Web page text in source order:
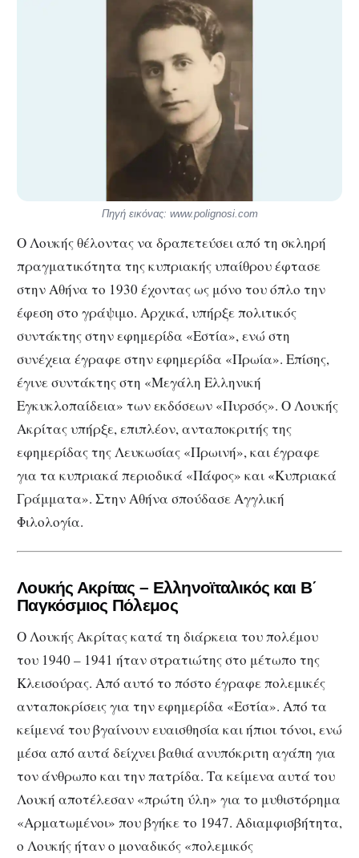
Πηγή εικόνας: www.polignosi.com
Ο Λουκής θέλοντας να δραπετεύσει από τη σκληρή
πραγματικότητα της κυπριακής υπαίθρου έφτασε
στην Αθήνα το 1930 έχοντας ως μόνο του όπλο την
έφεση στο γράψιμο. Αρχικά, υπήρξε πολιτικός
συντάκτης στην εφημερίδα «Εστία», ενώ στη
συνέχεια έγραφε στην εφημερίδα «Πρωία». Επίσης,
έγινε συντάκτης στη «Μεγάλη Ελληνική
Εγκυκλοπαίδεια» των εκδόσεων «Πυρσός». Ο Λουκής
Ακρίτας υπήρξε, επιπλέον, ανταποκριτής της
εφημερίδας της Λευκωσίας «Πρωινή», και έγραφε
για τα κυπριακά περιοδικά «Πάφος» και «Κυπριακά
Γράμματα». Στην Αθήνα σπούδασε Αγγλική
Φιλολογία.
Λουκής Ακρίτας – Ελληνοϊταλικός και Β΄
Παγκόσμιος Πόλεμος
Ο Λουκής Ακρίτας κατά τη διάρκεια του πολέμου
του 1940 – 1941 ήταν στρατιώτης στο μέτωπο της
Κλεισούρας. Από αυτό το πόστο έγραφε πολεμικές
ανταποκρίσεις για την εφημερίδα «Εστία». Από τα
κείμενά του βγαίνουν ευαισθησία και ήπιοι τόνοι, ενώ
μέσα από αυτά δείχνει βαθιά ανυπόκριτη αγάπη για
τον άνθρωπο και την πατρίδα. Τα κείμενα αυτά του
Λουκή αποτέλεσαν «πρώτη ύλη» για το μυθιστόρημα
«Αρματωμένοι» που βγήκε το 1947. Αδιαμφισβήτητα,
ο Λουκής ήταν ο μοναδικός «πολεμικός